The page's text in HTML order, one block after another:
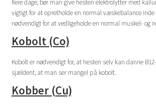
flere dage, bør man give hesten elektrolytter med
vigtigt for at opretholde en normal væskebalance inde
nødvendigt for at vedligeholde en normal muskel- og
Kobolt (Co)
Kobolt er nødvendigt for, at hesten selv kan danne
sjældent, at man ser mangel på kobolt.
Kobber (Cu)